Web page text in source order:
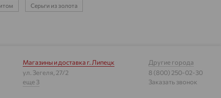
Серьги из золота
Магазины и доставка г. Липецк
ул. Зегеля, 27/2
еще 3
Другие города
8 (800) 250-02-30
Заказать звонок